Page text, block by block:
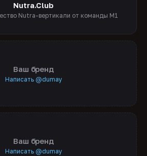
Nutra.Club
Nutra-вертикали от команды M1
Ваш бренд
Написать @dumay
Ваш бренд
Написать @dumay